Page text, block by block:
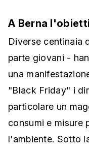
A Berna
Diverse centinaia
parte giovani -
una
"Black Friday" i
particolare un
consumi e misure
l'ambiente. Sotto